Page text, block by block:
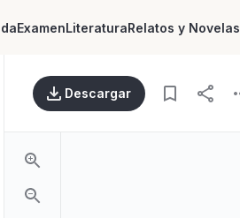
ExamenLiteraturaRelatos y Novelas
Descargar